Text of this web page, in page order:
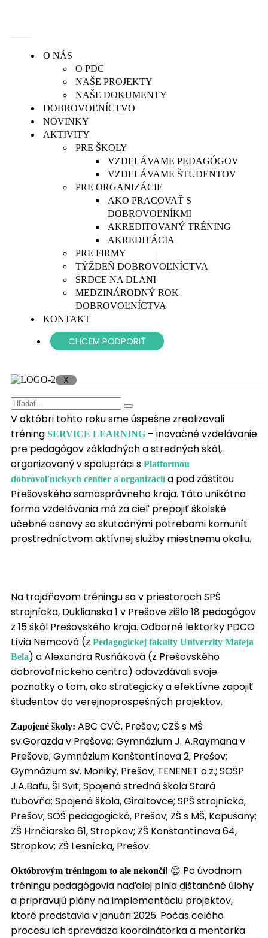
O NÁS
O PDC
NAŠE PROJEKTY
NAŠE DOKUMENTY
DOBROVOĽNÍCTVO
NOVINKY
AKTIVITY
PRE ŠKOLY
VZDELÁVAME PEDAGÓGOV
VZDELÁVAME ŠTUDENTOV
PRE ORGANIZÁCIE
AKO PRACOVAŤ S
DOBROVOĽNÍKMI
AKREDITOVANÝ TRÉNING
AKREDITÁCIA
PRE FIRMY
TÝŽDEŇ DOBROVOĽNÍCTVA
SRDCE NA DLANI
MEDZINÁRODNÝ ROK
DOBROVOĽNÍCTVA
KONTAKT
CHCEM PODPORIŤ
X
Inovačné
vzdelávanie Service
learning 2024:
Budujeme aktívne
komunity a rozvíjame
dobrovoľníctvo!
9. decembra 2024
V októbri tohto roku sme úspešne zrealizovali
tréning SERVICE LEARNING – inovačné vzdelávanie
pre pedagógov základných a stredných škôl,
organizovaný v spolupráci s Platformou
dobrovoľníckych centier a organizáciía pod záštitou
Prešovského samosprávneho kraja. Táto unikátna
forma vzdelávania má za cieľ prepojiť školské
učebné osnovy so skutočnými potrebami komunít
prostredníctvom aktívnej služby miestnemu okoliu.
Na trojdňovom tréningu sa v priestoroch SPŠ
strojnícka, Duklianska 1 v Prešove zišlo 18 pedagógov
z 15 škôl Prešovského kraja. Odborné lektorky PDCO
Lívia Nemcová (z Pedagogickej fakulty Univerzity Mateja
Bela) a Alexandra Rusňáková (z Prešovského
dobrovoľníckeho centra) odovzdávali svoje
poznatky o tom, ako strategicky a efektívne zapojiť
študentov do verejnoprospešných projektov.
Zapojené školy: ABC CVČ, Prešov; CZŠ s MŠ
sv.Gorazda v Prešove; Gymnázium J. A.Raymana v
Prešove; Gymnázium Konštantínova 2, Prešov;
Gymnázium sv. Moniky, Prešov; TENENET o.z.; SOŠP
J.A.Baťu, ŠI Svit; Spojená stredná škola Stará
Ľubovňa; Spojená škola, Giraltovce; SPŠ strojnícka,
Prešov; SOŠ pedagogická, Prešov; ZŠ s MŠ, Kapušany;
ZŠ Hrnčiarska 61, Stropkov; ZŠ Konštantínova 64,
Stropkov; ZŠ Lesnícka, Prešov.
Októbrovým tréningom to ale nekončí! 😊 Po úvodnom
tréningu pedagógovia naďalej plnia dištančné úlohy
a pripravujú plány na implementáciu projektov,
ktoré predstavia v januári 2025. Počas celého
procesu ich sprevádza koordinátorka a mentorka